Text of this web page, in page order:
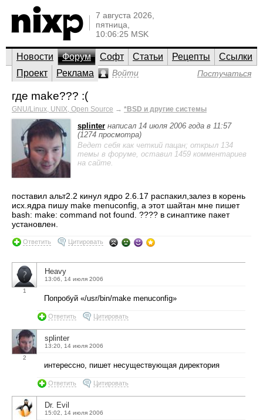
7 августа 2026,
пятница,
10:06:25 MSK
Новости Форум Софт Статьи Рецепты
Ссылки
Проект
Реклама Войти Постучаться
где make??? :(
GNU/Linux, UNIX, Open Source → *BSD и другие системы
splinter написал 14 июля 2006 года в 11:57
(1274 просмотра)
Ведет себя как четкий пацан; открыл 134
темы в форуме, оставил 1459 комментариев
на сайте.
поставил альт2.2 кинул ядро 2.6.17 распакил,залез в корень
исх.ядра пишу make menuconfig, а этот шайтан мне пишет
bash: make: command not found. ???? в синаптике пакет
установлен.
Ответить Цитировать
1
Heavy
13:06, 14 июля 2006
Попробуй «/usr/bin/make menuconfig»
Ответить Цитировать
2
splinter
13:20, 14 июля 2006
интерессно, пишет несуществующая директория
Ответить Цитировать
Dr. Evil
15:02, 14 июля 2006